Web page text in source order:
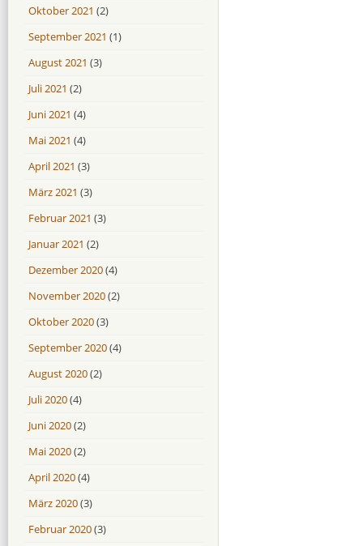
Oktober 2021 (2)
September 2021 (1)
August 2021 (3)
Juli 2021 (2)
Juni 2021 (4)
Mai 2021 (4)
April 2021 (3)
März 2021 (3)
Februar 2021 (3)
Januar 2021 (2)
Dezember 2020(4)
November 2020(2)
Oktober 2020(3)
September 2020(4)
August 2020(2)
Juli 2020(4)
Juni 2020(2)
Mai 2020(2)
April 2020(4)
März 2020(3)
Februar 2020(3)